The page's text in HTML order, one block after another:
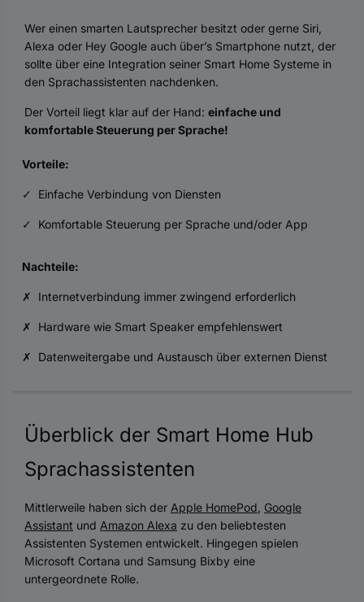
Wer einen smarten Lautsprecher besitzt oder gerne Siri,
Alexa oder Hey Google auch über’s Smartphone nutzt, der
sollte über eine Integration seiner Smart Home Systeme in
den Sprachassistenten nachdenken.
Der Vorteil liegt klar auf der Hand: einfache und
komfortable Steuerung per Sprache!
Vorteile:
✓ Einfache Verbindung von Diensten
✓ Komfortable Steuerung per Sprache und/oder App
Nachteile:
✗ Internetverbindung immer zwingend erforderlich
✗ Hardware wie Smart Speaker empfehlenswert
✗ Datenweitergabe und Austausch über externen Dienst
Überblick der Smart Home Hub
Sprachassistenten
Mittlerweile haben sich der Apple HomePod Google
Assistant und Amazon Alexa zu den beliebtesten
Assistenten Systemen entwickelt. Hingegen spielen
Microsoft Cortana und Samsung Bixby eine
untergeordnete Rolle.